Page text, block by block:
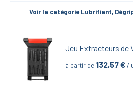
Voir la catégorie Lubrifiant,
Jeu Extracteurs de
à partir de 132,57 € /